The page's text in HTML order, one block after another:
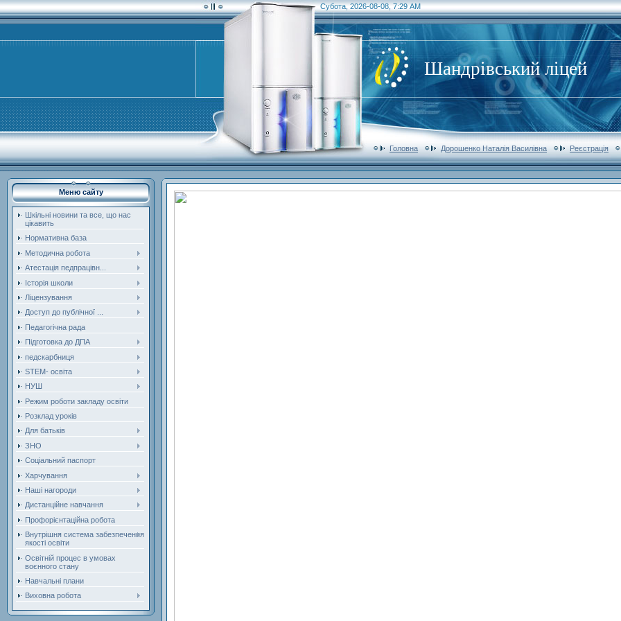
Субота, 2026-08-08, 7:29 AM
Шандрівський ліцей
Головна Дорошенко Наталія Василівна Реєстрація
Меню сайту
Шкільні новини та все, що нас
цікавить
Нормативна база
Методична робота
Атестація педпрацівн...
Історія школи
Ліцензування
Доступ до публічної ...
Педагогічна рада
Підготовка до ДПА
педскарбниця
STEM- освіта
НУШ
Режим роботи закладу освіти
Розклад уроків
Для батьків
ЗНО
Соціальний паспорт
Харчування
Наші нагороди
Дистанційне навчання
Профорієнтаційна робота
Внутрішня система забезпечення
якості освіти
Освітній процес в умовах
воєнного стану
Навчальні плани
Виховна робота